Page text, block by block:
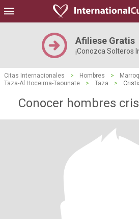
Afiliese Gratis
¡Conozca Solteros
Citas Internacionales > Hombres >
Taza-Al Hoceima-Taounate
> Taza >
Conocer hombres